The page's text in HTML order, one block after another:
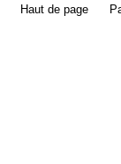
Haut de page